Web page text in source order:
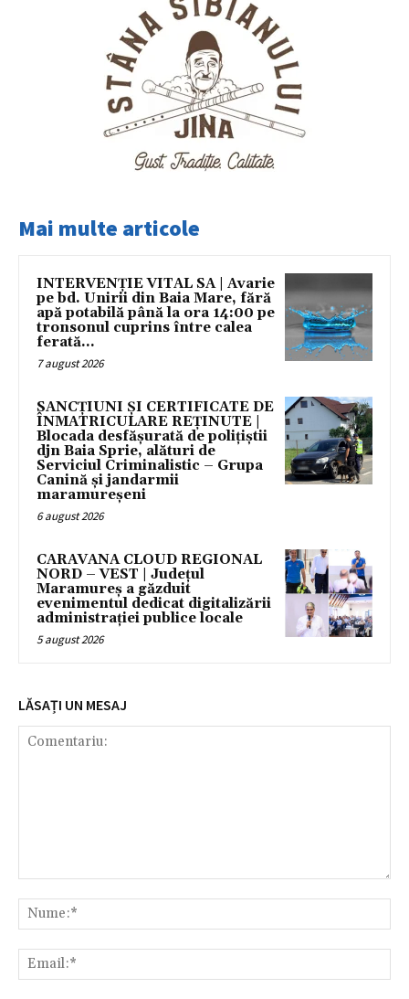
Mai multe articole
INTERVENȚIE VITAL SA | Avarie
pe bd. Unirii din Baia Mare, fără
apă potabilă până la ora 14:00 pe
tronsonul cuprins între calea
ferată...
7 august 2026
SANCȚIUNI ȘI CERTIFICATE DE
ÎNMATRICULARE REȚINUTE |
Blocada desfășurată de polițiștii
djn Baia Sprie, alături de
Serviciul Criminalistic – Grupa
Canină și jandarmii
maramureșeni
6 august 2026
CARAVANA CLOUD REGIONAL
NORD – VEST | Județul
Maramureș a găzduit
evenimentul dedicat digitalizării
administrației publice locale
5 august 2026
LĂSAȚI UN MESAJ